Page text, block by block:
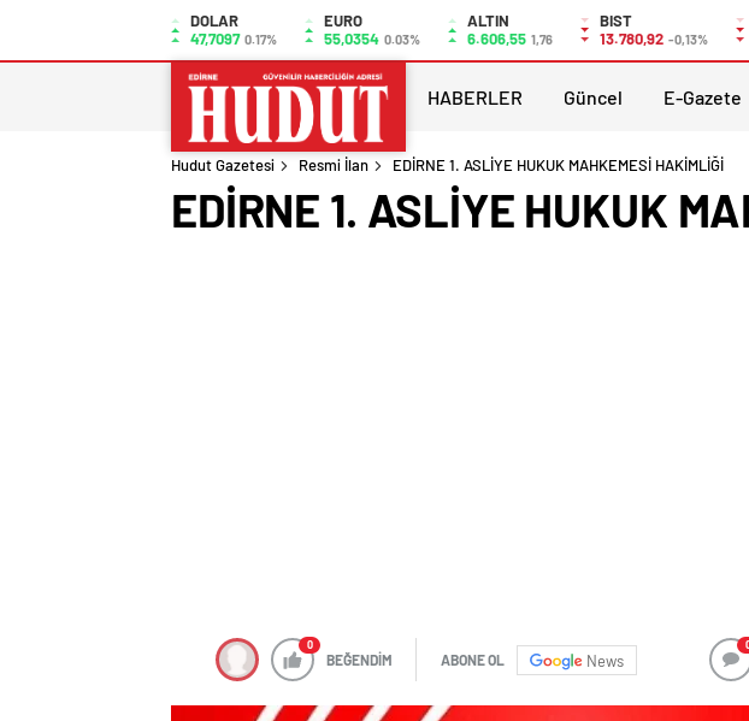
DOLAR
47,7097 0.17%
EURO
55,0354 0.03%
ALTIN
6.606,55 1,76
BIST
13.780,92 -0,13%
HABERLER Güncel E-Gazete
Hudut Gazetesi Resmi İlan EDİRNE 1. ASLİYE HUKUK MAHKEMESİ HAKİMLİĞİ
EDİRNE 1. ASLİYE HUKUK
0
BEĞENDİM ABONE OL News